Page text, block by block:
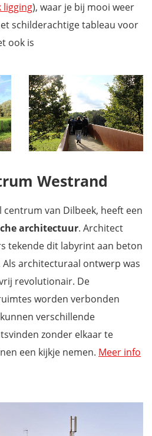
ligging), waar je bij mooi weer
schilderachtige tableau voor
ook is
Westrand
van Dilbeek, heeft een
architectuur. Architect
tekende dit labyrint aan beton
architecturaal ontwerp was
revolutionair. De
worden verbonden
verschillende
zonder elkaar te
een kijkje nemen. Meer info